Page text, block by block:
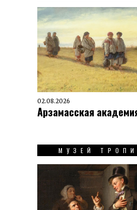
02.08.2026
Арзамасская
МУЗЕЙ